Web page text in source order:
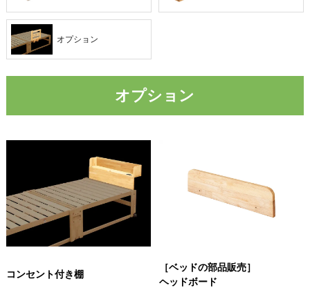
オプション
オプション
コンセント付き棚
［ベッドの部品販売］
ヘッドボード